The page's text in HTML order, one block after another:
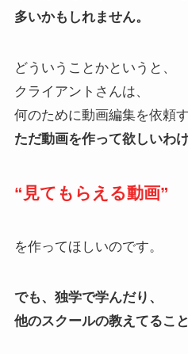
多いかもしれません。
どういうことかというと、
クライアントさんは、
何のために動画編集を依頼
ただ動画を作って欲しいわ
“見てもらえる動画”
を作ってほしいのです。
でも、独学で学んだり、
他のスクールの教えてること